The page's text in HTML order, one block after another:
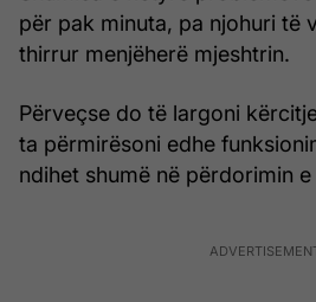
për pak minuta, pa njohuri të
thirrur menjëherë mjeshtrin.
Përveçse do të largoni
ta përmirësoni edhe
ndihet shumë në përdorimin